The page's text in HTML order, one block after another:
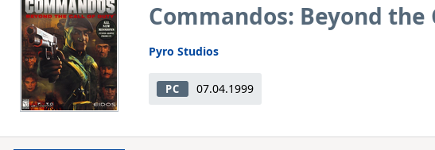
Commandos: Beyond the
Pyro Studios
PC 07.04.1999